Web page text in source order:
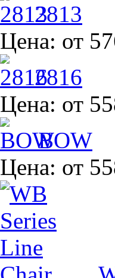
2813
Цена: от
2816
Цена: от
BOW
Цена: от